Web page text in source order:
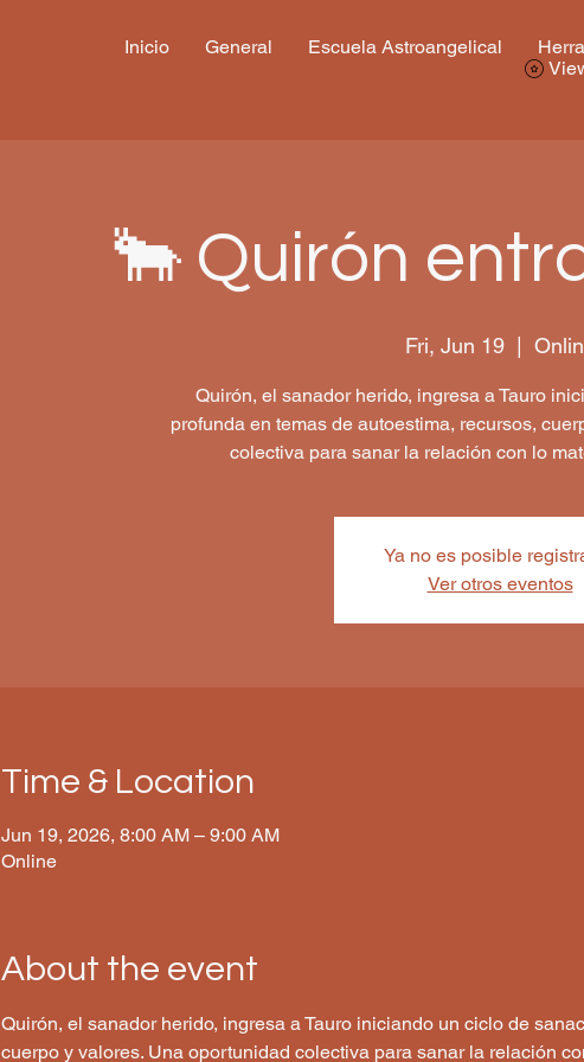
Inicio General Escuela Astroangelical
🐂 Quirón
Fri, Jun 19
  |
Quirón, el sanador herido, ingresa a Tauro
profunda en temas de autoestima, recursos,
colectiva para sanar la relación con lo
Ya no es posible
Ver otros eventos
Time & Location
Jun 19, 2026, 8:00 AM – 9:00 AM
Online
About the event
Quirón, el sanador herido, ingresa a Tauro iniciando un ciclo de
cuerpo y valores. Una oportunidad colectiva para sanar la relación